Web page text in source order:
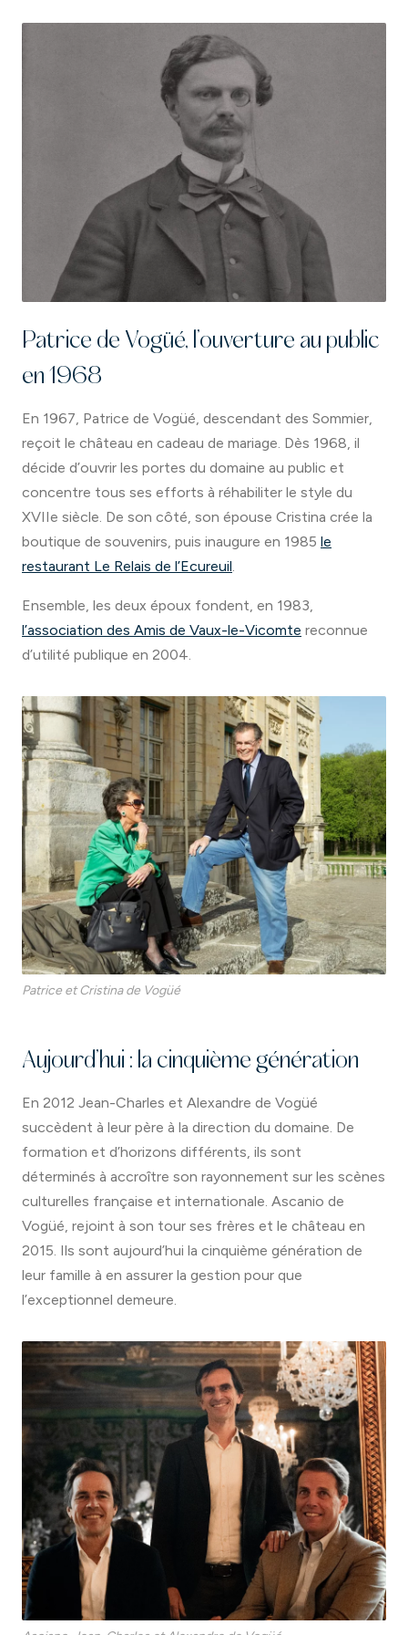
Patrice de Vogüé, l’ouverture au public
en 1968
En 1967, Patrice de Vogüé, descendant des Sommier,
reçoit le château en cadeau de mariage. Dès 1968, il
décide d’ouvrir les portes du domaine au public et
concentre tous ses efforts à réhabiliter le style du
XVIIe siècle. De son côté, son épouse Cristina crée la
boutique de souvenirs, puis inaugure en 1985 le
restaurant Le Relais de l’Ecureuil
Ensemble, les deux époux fondent, en 1983,
l’association des Amis de Vaux-le-Vicomte reconnue
d’utilité publique en 2004.
Patrice et Cristina de Vogüé
Aujourd’hui : la cinquième génération
En 2012 Jean-Charles et Alexandre de Vogüé
succèdent à leur père à la direction du domaine. De
formation et d’horizons différents, ils sont
déterminés à accroître son rayonnement sur les scènes
culturelles française et internationale. Ascanio de
Vogüé, rejoint à son tour ses frères et le château en
2015. Ils sont aujourd’hui la cinquième génération de
leur famille à en assurer la gestion pour que
l’exceptionnel demeure.